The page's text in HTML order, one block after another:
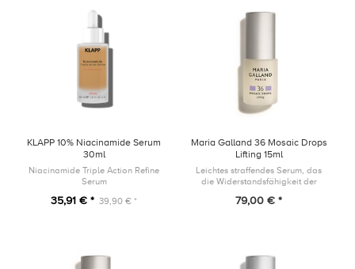
KLAPP 10% Niacinamide Serum
30ml
Niacinamide Triple Action Refine
Serum
35,91 € * 39,90 € *
Maria Galland 36 Mosaic Drops
Lifting 15ml
Leichtes straffendes Serum, das
die Widerstandsfähigkeit der
Zeichen der Hautalterung
79,00 € *